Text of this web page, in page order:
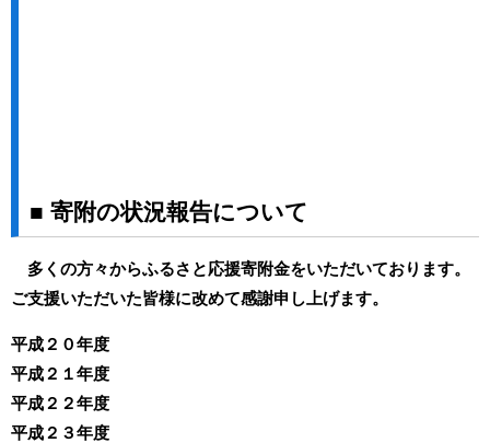
■ 寄附の状況報告について
多くの方々からふるさと応援寄附金をいただいております。
ご支援いただいた皆様に改めて感謝申し上げます。
平成２０年度
平成２１年度
平成２２年度
平成２３年度